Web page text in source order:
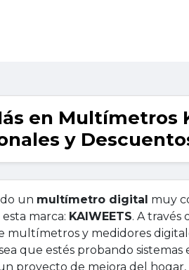
en Multímetros
y
un multímetro digital muy
marca: KAIWEETS. A través
multímetros y medidores
sea que estés probando
proyecto de mejora del hogar,